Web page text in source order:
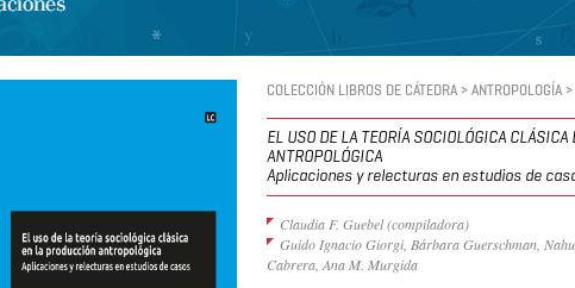
COLECCIÓN LIBROS DE CÁTEDRA > ANTROPOLOGÍA
EL USO DE LA TEORÍA SOCIOLÓGICA
ANTROPOLÓGICA
Aplicaciones y relecturas en estudios de
Claudia F. Guebel (compiladora)
Guido Ignacio Giorgi, Bárbara Guerschman,
Cabrera, Ana M. Murgida